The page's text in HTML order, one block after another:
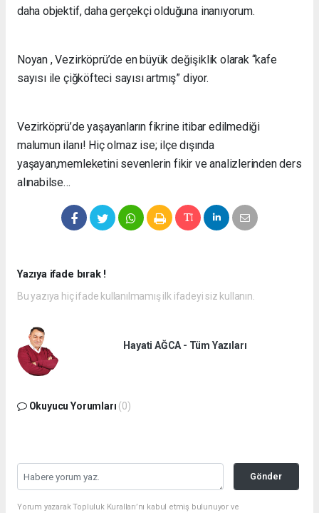
daha objektif, daha gerçekçi olduğuna inanıyorum.
Noyan , Vezirköprü’de en büyük değişiklik olarak “kafe
sayısı ile çiğköfteci sayısı artmış” diyor.
Vezirköprü’de yaşayanların fikrine itibar edilmediği
malumun ilanı! Hiç olmaz ise; ilçe dışında
yaşayan,memleketini sevenlerin fikir ve analizlerinden ders
alınabilse…
Yazıya ifade bırak !
Bu yazıya hiç ifade kullanılmamış ilk ifadeyi siz kullanın.
Hayati AĞCA - Tüm Yazıları
Okuyucu Yorumları (0)
Gönder
Yorum yazarak Topluluk Kuralları’nı kabul etmiş bulunuyor ve